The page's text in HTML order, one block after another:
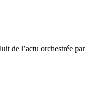
de l’actu orchestrée par